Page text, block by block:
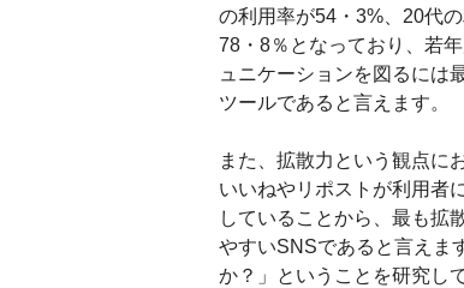
の利用率が54・3%、20代
78・8％となっており、若年
ュニケーションを図るには
ツールであると言えます。
また、拡散力という観点に
いいねやリポストが利用者
していることから、最も拡
やすいSNSであると言えま
か？」ということを研究し